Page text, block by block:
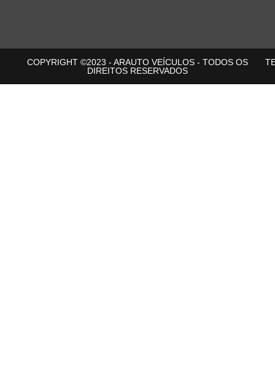
COPYRIGHT ©2023 - ARAUTO VEÍCULOS - TODOS OS
DIREITOS RESERVADOS